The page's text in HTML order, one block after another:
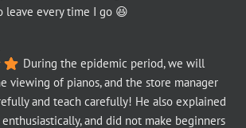
leave every time I go 😆
During the epidemic period, we will
viewing of pianos, and the store manager
and teach carefully! He also explained
and did not make beginners